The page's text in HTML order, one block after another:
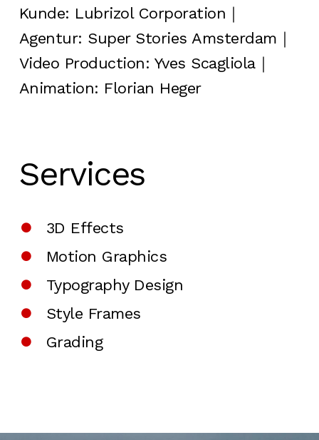
Kunde: Lubrizol Corporation｜
Agentur: Super Stories Amsterdam｜
Video Production: Yves Scagliola｜
Animation: Florian Heger
Services
3D Effects
Motion Graphics
Typography Design
Style Frames
Grading